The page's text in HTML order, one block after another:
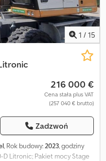
1 / 15
216 000 €
Cena stała plus VAT
(257 040 € brutto)
Zadzwoń
, Rok budowy: 2023, godziny
D Litronic; Pakiet mocy Stage